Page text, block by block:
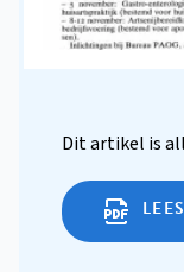
Dit artikel is